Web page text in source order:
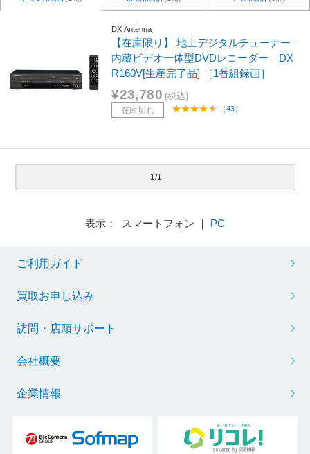
DX Antenna
【在庫限り】 地上デジタルチューナー
内蔵ビデオ一体型DVDレコーダー DX
R160V[生産完了品] ［1番組録画］
¥23,780 (税込)
在庫切れ （43）
1/1
表示： スマートフォン ｜ PC
ご利用ガイド
買取お申し込み
訪問・店頭サポート
会社概要
企業情報